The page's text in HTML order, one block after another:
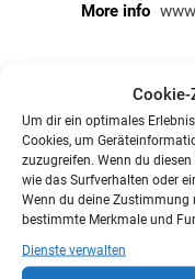
Cookie-
Um dir ein optimales
Cookies, um
zuzugreifen. Wenn du
wie das Surfverhalten oder
Wenn du deine Zustimmung
bestimmte Merkmale und
Dienste verwalten
More info